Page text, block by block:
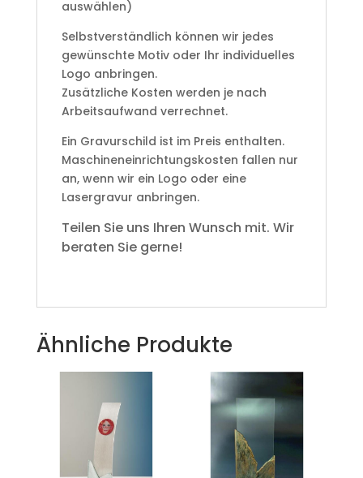
auswählen)
Selbstverständlich können wir jedes
gewünschte Motiv oder Ihr individuelles
Logo anbringen.
Zusätzliche Kosten werden je nach
Arbeitsaufwand verrechnet.
Ein Gravurschild ist im Preis enthalten.
Maschineneinrichtungskosten fallen nur
an, wenn wir ein Logo oder eine
Lasergravur anbringen.
Teilen Sie uns Ihren Wunsch mit. Wir
beraten Sie gerne!
Ähnliche Produkte